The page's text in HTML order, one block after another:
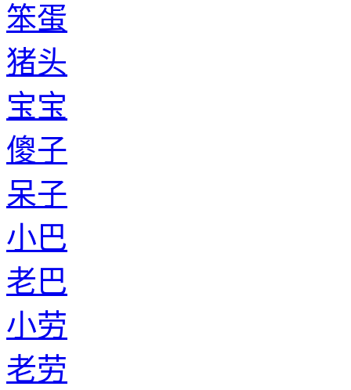
笨蛋
猪头
宝宝
傻子
呆子
小巴
老巴
小劳
老劳